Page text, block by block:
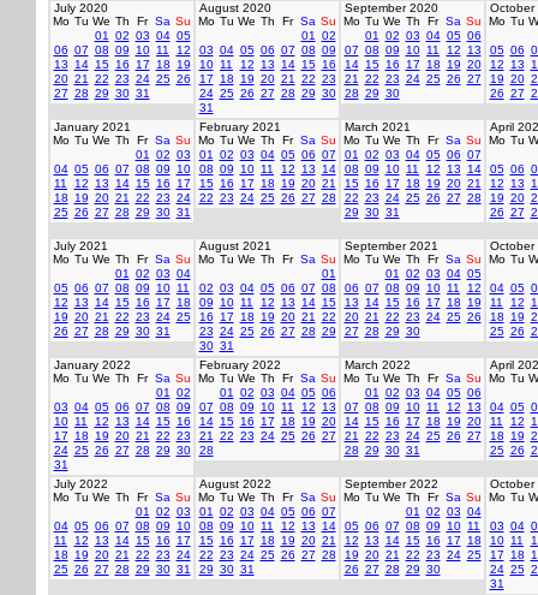
July 2020
Mo Tu We Th Fr Sa Su
01
02 03 04 05
06 07 08 09 10 11
12
13
14 15 16 17 18
19
20 21 22 23 24 25 26
27 28 29 30 31
August 2020
Mo Tu We Th Fr Sa Su
01
02
03 04 05 06 07 08 09
10 11 12 13 14 15 16
17
18 19 20 21 22 23
24 25 26 27 28 29 30
31
September 2020
Mo Tu We Th Fr Sa Su
01
02 03 04 05 06
07 08 09 10 11 12
13
14 15 16 17 18 19 20
21
22 23 24 25 26 27
28 29 30
October
Mo Tu
05 06
12
13
19 20
26 27
January 2021
Mo Tu We Th Fr Sa Su
01
02 03
04 05 06 07 08 09
10
11
12 13 14 15 16
17
18
19 20 21 22 23 24
25 26 27 28 29 30 31
February 2021
Mo Tu We Th Fr Sa Su
01
02 03 04 05 06 07
08 09 10 11 12 13
14
15 16 17 18 19 20 21
22 23 24 25 26 27 28
March 2021
Mo Tu We Th Fr Sa Su
01
02 03 04 05 06 07
08 09 10 11 12 13
14
15 16 17 18 19 20 21
22 23 24 25 26 27 28
29 30 31
April
Mo Tu
05 06
12
13
19 20
26 27
July 2021
Mo Tu We Th Fr Sa Su
01
02 03 04
05 06 07 08 09 10 11
12
13 14 15 16 17
18
19 20 21 22 23 24 25
26 27 28 29 30 31
August 2021
Mo Tu We Th Fr Sa Su
01
02 03 04 05 06 07 08
09
10 11 12 13 14 15
16
17 18 19 20 21
22
23 24 25 26 27 28 29
30 31
September 2021
Mo Tu We Th Fr Sa Su
01
02 03 04 05
06 07 08 09 10 11
12
13
14 15 16 17 18
19
20 21 22 23 24 25 26
27 28 29 30
October
Mo Tu
04 05
11
12
18
19
25 26
January 2022
Mo Tu We Th Fr Sa Su
01
02
03 04 05 06 07 08 09
10 11 12 13 14 15 16
17
18 19 20 21 22 23
24 25 26 27 28 29 30
31
February 2022
Mo Tu We Th Fr Sa Su
01
02 03 04 05 06
07 08 09 10 11 12
13
14 15 16 17 18 19 20
21
22 23 24 25 26 27
28
March 2022
Mo Tu We Th Fr Sa Su
01
02 03 04 05 06
07 08 09 10 11 12
13
14 15 16 17 18 19 20
21
22 23 24 25 26 27
28 29 30 31
April
Mo Tu
04 05
11
12
18
19
25 26
July 2022
Mo Tu We Th Fr Sa Su
01
02 03
04 05 06 07 08 09
10
11
12 13 14 15 16
17
18
19 20 21 22 23 24
25 26 27 28 29 30 31
August 2022
Mo Tu We Th Fr Sa Su
01
02 03 04 05 06 07
08 09 10 11 12 13
14
15 16 17 18 19 20 21
22 23 24 25 26 27 28
29 30 31
September 2022
Mo Tu We Th Fr Sa Su
01
02 03 04
05 06 07 08 09 10 11
12
13 14 15 16 17
18
19 20 21 22 23 24 25
26 27 28 29 30
October
Mo Tu
03 04
10 11
17
18
24 25
31